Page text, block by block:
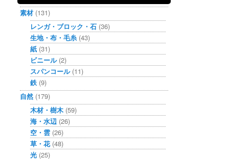
素材 (131)
レンガ・ブロック・石 (36)
生地・布・毛糸(43)
紙 (31)
ビニール(2)
スパンコール(11)
鉄 (9)
自然 (179)
木材・樹木 (59)
海・水辺 (26)
空・雲 (26)
草・花(48)
光 (25)